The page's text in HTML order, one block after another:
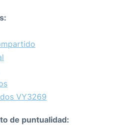
VY3269
de puntualidad: